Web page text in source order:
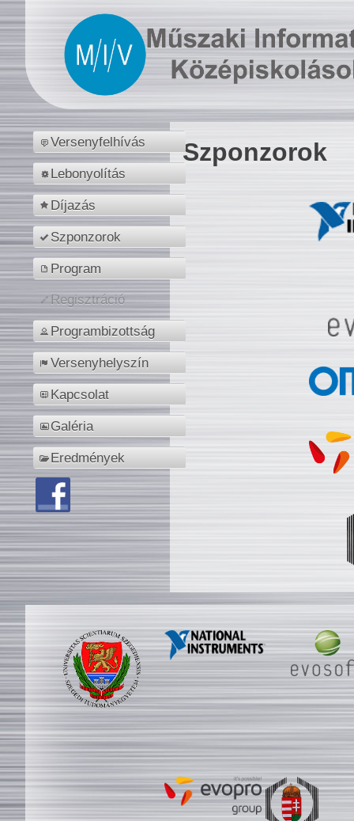
Versenyfelhívás
Lebonyolítás
Díjazás
Szponzorok
Program
Regisztráció
Programbizottság
Versenyhelyszín
Kapcsolat
Galéria
Eredmények
Szponzorok